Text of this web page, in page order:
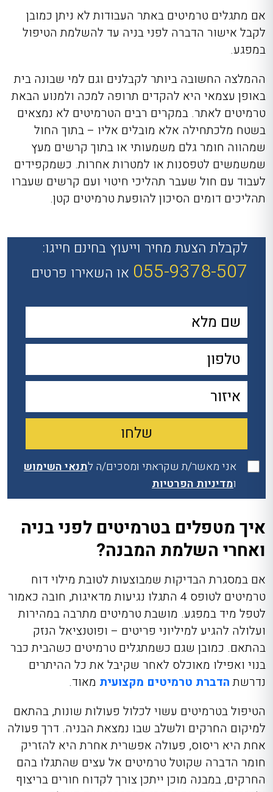
אם מתגלים טרמיטים באתר העבודות לא ניתן כמובן
לקבל אישור הדברה לפני בניה עד להשלמת הטיפול
במפגע.
ההמלצה החשובה ביותר לקבלנים וגם למי שבונה בית
באופן עצמאי היא להקדים תרופה למכה ולמנוע הבאת
טרמיטים לאתר. במקרים רבים הטרמיטים לא נמצאים
בשטח מלכתחילה אלא מובלים אליו – בתוך החול
שמהווה חומר גלם משמעותי או בתוך קרשים מעץ
שמשמשים לטפסנות או למטרות אחרות. כשמקפידים
לעבוד עם חול שעבר תהליכי חיטוי ועם קרשים שעברו
תהליכים דומים הסיכון להופעת טרמיטים קטן.
לקבלת הצעת מחיר וייעוץ בחינם חייגו:
055-9378-507 או השאירו פרטים
אני מאשר/ת שקראתי ומסכים/ה לתנאי השימוש
ומדיניות הפרטיות
איך מטפלים בטרמיטים לפני בניה
ואחרי השלמת המבנה?
אם במסגרת הבדיקות שמבוצעות לטובת מילוי דוח
טרמיטים לטופס 4 התגלו נגיעות מדאיגות, חובה כאמור
לטפל מיד במפגע. מושבת טרמיטים מתרבה במהירות
ועלולה להגיע למיליוני פריטים – ופוטנציאל הנזק
בהתאם. כמובן שגם כשמתגלים טרמיטים כשהבית כבר
בנוי ואפילו מאוכלס לאחר שקיבל את כל ההיתרים
נדרשתהדברת טרמיטים מקצועית מאוד.
הטיפול בטרמיטים עשוי לכלול פעולות שונות, בהתאם
למיקום החרקים ולשלב שבו נמצאת הבניה. דרך פעולה
אחת היא ריסוס, פעולה אפשרית אחרת היא להזריק
חומר הדברה שקוטל טרמיטים אל עצים שהתגלו בהם
החרקים, במבנה מוכן ייתכן צורך לקדוח חורים בריצוף